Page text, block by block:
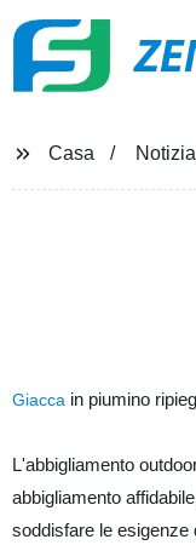
Casa Notizia
Giacca in piumino
L'abbigliamento
abbigliamento
soddisfare le esigenze